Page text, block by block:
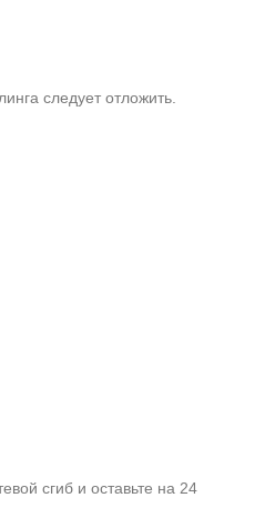
следует отложить.
сгиб и оставьте на 24